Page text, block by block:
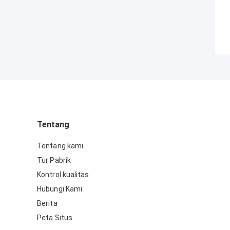
Tentang
Tentang kami
Tur Pabrik
Kontrol kualitas
Hubungi Kami
Berita
Peta Situs